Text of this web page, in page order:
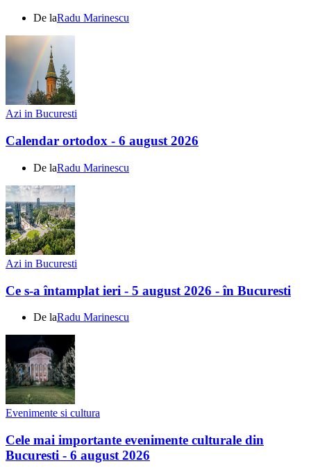
De laRadu Marinescu
Azi in Bucuresti
Calendar ortodox - 6 august 2026
De laRadu Marinescu
Azi in Bucuresti
Ce s-a întamplat ieri - 5 august 2026 - în Bucuresti
De laRadu Marinescu
Evenimente si cultura
Cele mai importante evenimente culturale din
Bucuresti - 6 august 2026